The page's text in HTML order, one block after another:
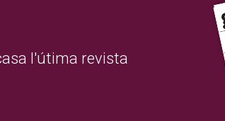
l'útima revista